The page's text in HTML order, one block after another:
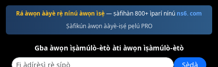
Rá àwọn ààyè rẹ̀ nínú àwọn ìsẹ̀— ṣàfihàn 800+ ìparí nínú ns6. com
Ṣàfikún àwọn ààyè-iṣẹ́ pẹlú PRO
Gba àwọn ìṣàmúlò-ètò àti àwọn ìṣàmúlò-ètò
Ṣẹ̀dà